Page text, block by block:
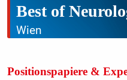
Best of
Wien
Positionspapiere &